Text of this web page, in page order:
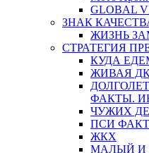
GLOBAL
ЗНАК
ЖИЗНЬ
СТРАТЕГИЯ
КУДА
ЖИВАЯ
ФАКТЫ.
ЧУЖИХ
ПСИ
ЖКХ
МАЛЫЙ И